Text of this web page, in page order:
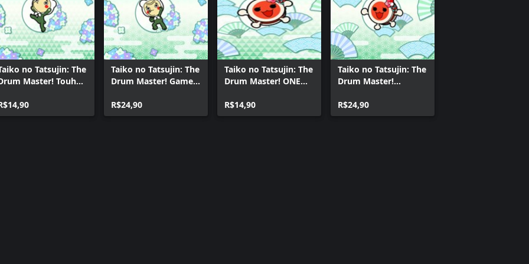
individualmente. Atenção para
no Tatsujin: The
Master! Touhou
Pack
Taiko no Tatsujin: The
Drum Master! Game
R$24,90
Taiko no Tatsujin: The
Drum Master! ONE
Pack
R$14,90
Taiko no Tatsujin: The
Drum Master!
R$24,90